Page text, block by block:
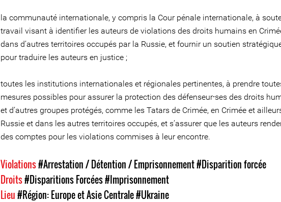
la communauté internationale, y compris la Cour pénale internationale, à
travail visant à identifier les auteurs de violations des droits humains en
dans d’autres territoires occupés par la Russie, et fournir un soutien
pour traduire les auteurs en justice ;
toutes les institutions internationales et régionales pertinentes, à prendre
mesures possibles pour assurer la protection des défenseur⸱ses des droits
et d’autres groupes protégés, comme les Tatars de Crimée, en Crimée et
Russie et dans les autres territoires occupés, et s’assurer que les auteurs
des comptes pour les violations commises à leur encontre.
Violations#Arrestation / Détention / Emprisonnement#Disparition forcée
Droits#Disparitions Forcées#Imprisonnement
Lieu#Région: Europe et Asie Centrale#Ukraine